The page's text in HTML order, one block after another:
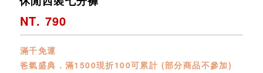
NT. 790
滿千免運
爸氣盛典．滿1500現折100可累計 (部分商品不參加)